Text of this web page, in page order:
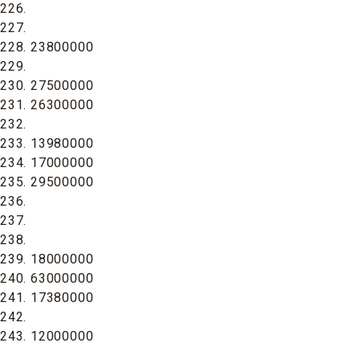
226.
227.
228. 23800000
229.
230. 27500000
231. 26300000
232.
233. 13980000
234. 17000000
235. 29500000
236.
237.
238.
239. 18000000
240. 63000000
241. 17380000
242.
243. 12000000